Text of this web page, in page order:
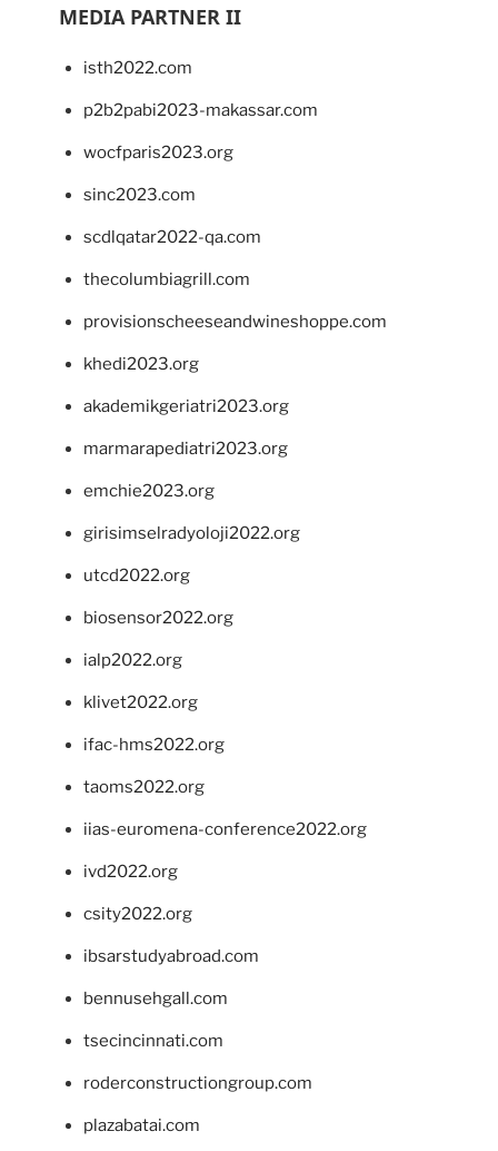
MEDIA PARTNER II
isth2022.com
p2b2pabi2023-makassar.com
wocfparis2023.org
sinc2023.com
scdlqatar2022-qa.com
thecolumbiagrill.com
provisionscheeseandwineshoppe.com
khedi2023.org
akademikgeriatri2023.org
marmarapediatri2023.org
emchie2023.org
girisimselradyoloji2022.org
utcd2022.org
biosensor2022.org
ialp2022.org
klivet2022.org
ifac-hms2022.org
taoms2022.org
iias-euromena-conference2022.org
ivd2022.org
csity2022.org
ibsarstudyabroad.com
bennusehgall.com
tsecincinnati.com
roderconstructiongroup.com
plazabatai.com